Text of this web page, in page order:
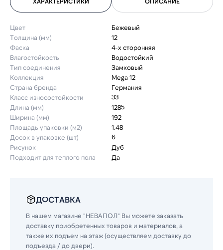
Цвет
Бежевый
Толщина (мм)
12
Фаска
4-х сторонняя
Влагостойкость
Водостойкий
Тип соединения
Замковый
Коллекция
Mega 12
Страна бренда
Германия
Класс износостойкости
33
Длина (мм)
1285
Ширина (мм)
192
Площадь упаковки (м2)
1.48
Досок в упаковке (шт)
6
Рисунок
Дуб
Подходит для теплого пола
Да
ДОСТАВКА
В нашем магазине "НЕВАПОЛ" Вы можете заказать
доставку приобретенных товаров и материалов, а
также их подъем на этаж (осуществляем доставку до
подъезда / до двери).